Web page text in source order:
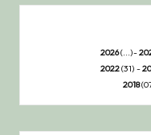
2026(...)-
2022(31) -
2018